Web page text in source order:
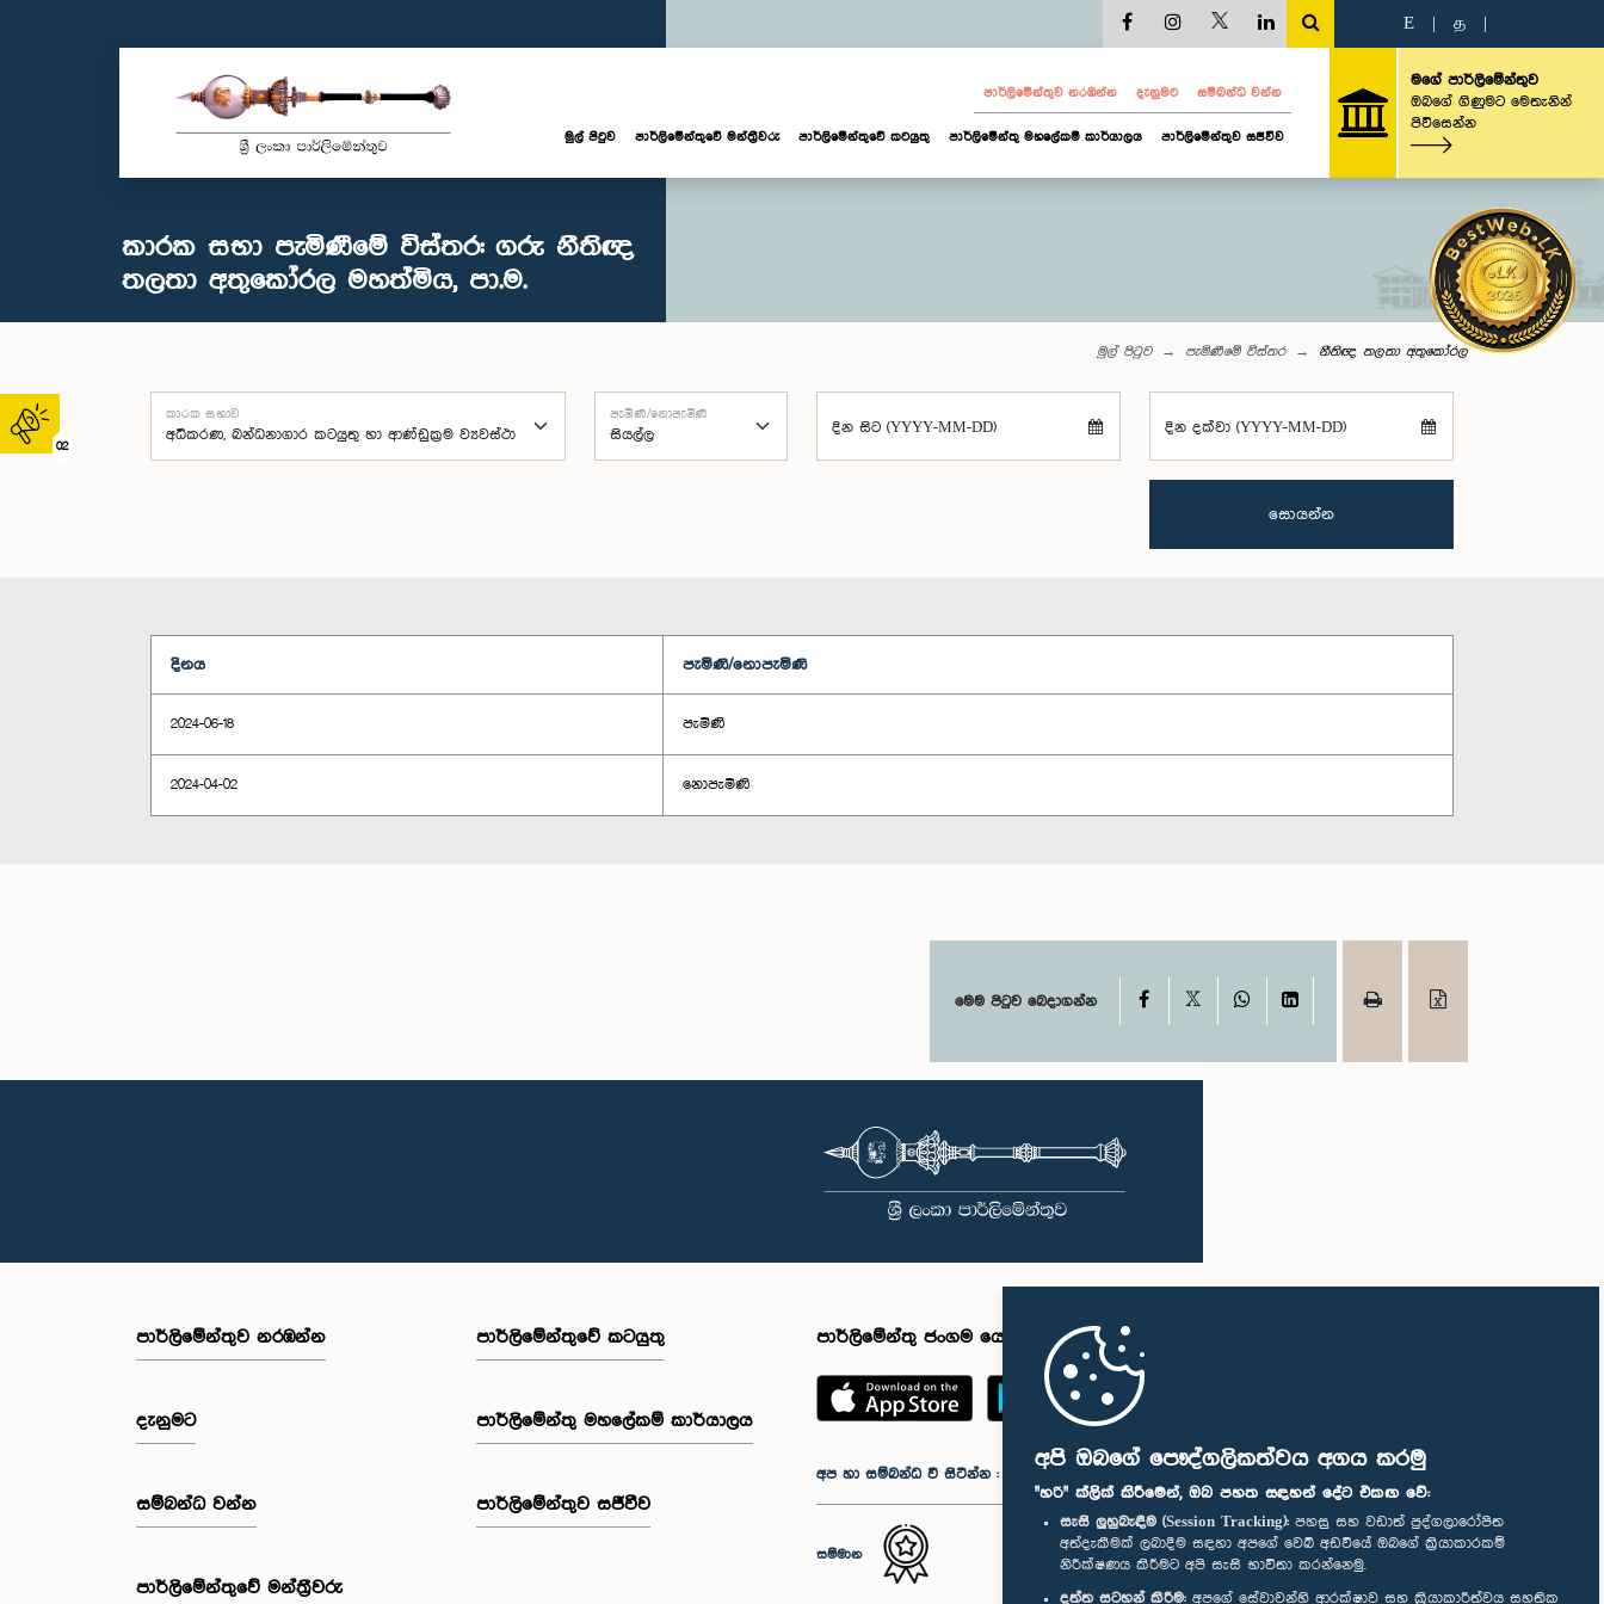
අපි ඔබගේ පෞද්ගලිකත්වය අගය කරමු
"හරි" ක්ලික් කිරීමෙන්, ඔබ පහත සඳහන් දේට එකඟ වේ:
සැසි ලුහුබැඳීම (Session Tracking): පහසු සහ වඩාත් පුද්ගලාරෝපිත
අත්දැකීමක් ලබාදීම සඳහා අපගේ වෙබ් අඩවියේ ඔබගේ ක්‍රියාකාරකම්
නිරීක්ෂණය කිරීමට අපි සැසි භාවිතා කරන්නෙමු.
දත්ත සටහන් කිරීම: අපගේ සේවාවන්හි ආරක්ෂාව සහ ක්‍රියාකාරීත්වය සහතික
02
E த
පාර්ලි‌මේන්තුව නරඹන්න දැනුමට සම්බන්ධ වන්න
මුල් පිටුව පාර්ලි‌මේන්තුවේ මන්ත්‍රීවරු පාර්ලිමේන්තුවේ කටයුතු පාර්ලිමේන්තු මහලේකම් කාර්යාලය පාර්ලිමේන්තුව සජීවීව
මගේ පාර්ලිමේන්තුව
ඔබගේ ගිණුමට මෙතැනින්
පිවිසෙන්න
කාරක සභා පැමිණීමේ විස්තර: ගරු නීතිඥ
තලතා අතුකෝරල මහත්මිය, පා.ම.
මුල් පිටුව පැමිණීමේ විස්තර නීතිඥ තලතා අතුකෝරල
කාරක සභාව පැමිණි/නොපැමිණි
දින සිට (YYYY-MM-DD) දින දක්වා (YYYY-MM-DD)
සොයන්න
දිනය පැමිණි/නොපැමිණි
2024-06-18 පැමිණි
2024-04-02 නොපැමිණි
මෙම පිටුව බෙදාගන්න Facebook WhatsAppLinkedIn
පාර්ලි‌මේන්තුව නරඹන්න
දැනුමට
සම්බන්ධ වන්න
පාර්ලි‌මේන්තුවේ මන්ත්‍රීවරු
පාර්ලිමේන්තුවේ කටයුතු
පාර්ලිමේන්තු මහලේකම් කාර්යාලය
පාර්ලිමේන්තුව සජීවීව
පාර්ලිමේන්තු ජංගම යෙදුම
අප හා සම්බන්ධ වී සිටින්න :
සම්මාන